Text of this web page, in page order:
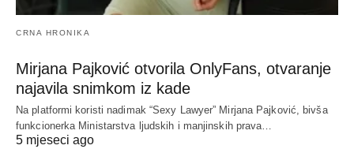
CRNA HRONIKA
Mirjana Pajković otvorila OnlyFans, otvaranje
najavila snimkom iz kade
Na platformi koristi nadimak “Sexy Lawyer” Mirjana Pajković, bivša
funkcionerka Ministarstva ljudskih i manjinskih prava…
5 mjeseci ago